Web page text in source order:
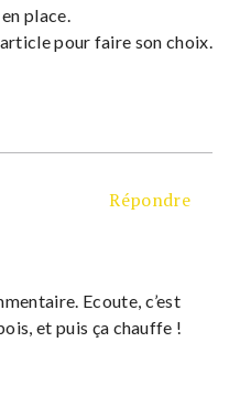
place.
pour faire son choix.
Répondre
Ecoute, c’est
et puis ça chauffe !